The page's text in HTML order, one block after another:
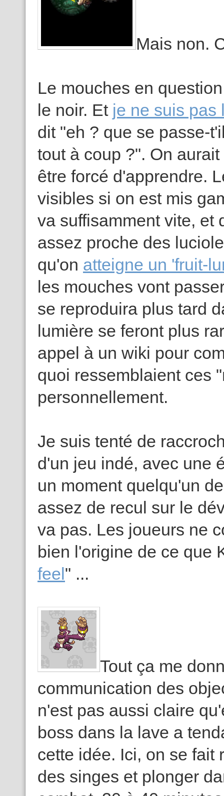
Mais non.
Le mouches en
le noir. Et je ne suis pas
dit "eh ? que se passe-
tout à coup ?". On
être forcé d'apprendre.
visibles si on est mis
va suffisamment vite, et
assez proche des
qu'on atteigne un 'fruit-
les mouches vont
se reproduira plus tard
lumière se feront plus
appel à un wiki pour
quoi ressemblaient ces
personnellement.
Je suis tenté de
d'un jeu indé, avec une
un moment quelqu'un
assez de recul sur le
va pas. Les joueurs ne
bien l'origine de ce que
feel" ...
Tout ça me
communication des
n'est pas aussi claire
boss dans la lave a
cette idée. Ici, on se fait
des singes et plonger